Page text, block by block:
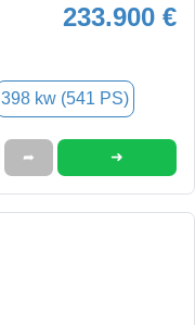
233.900 €
398 kw (541 PS)
➦ ➜